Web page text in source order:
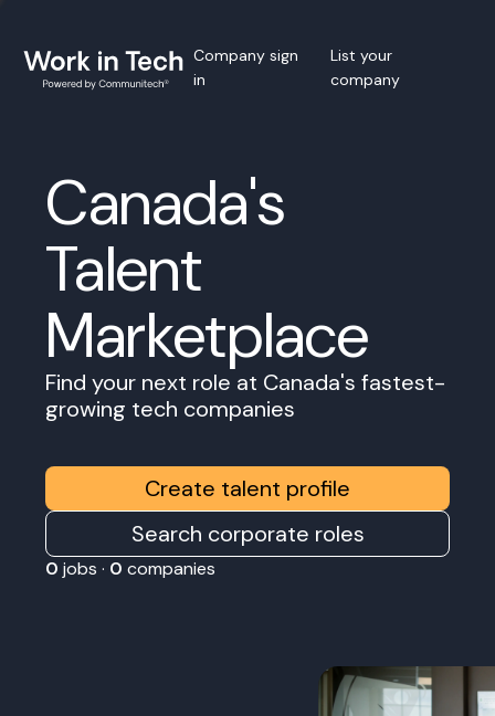
Company sign
in
List your
company
Canada's
Talent
Marketplace
Find your next role at Canada's fastest-
growing tech companies
Create talent profile
Search corporate roles
0 jobs · 0 companies